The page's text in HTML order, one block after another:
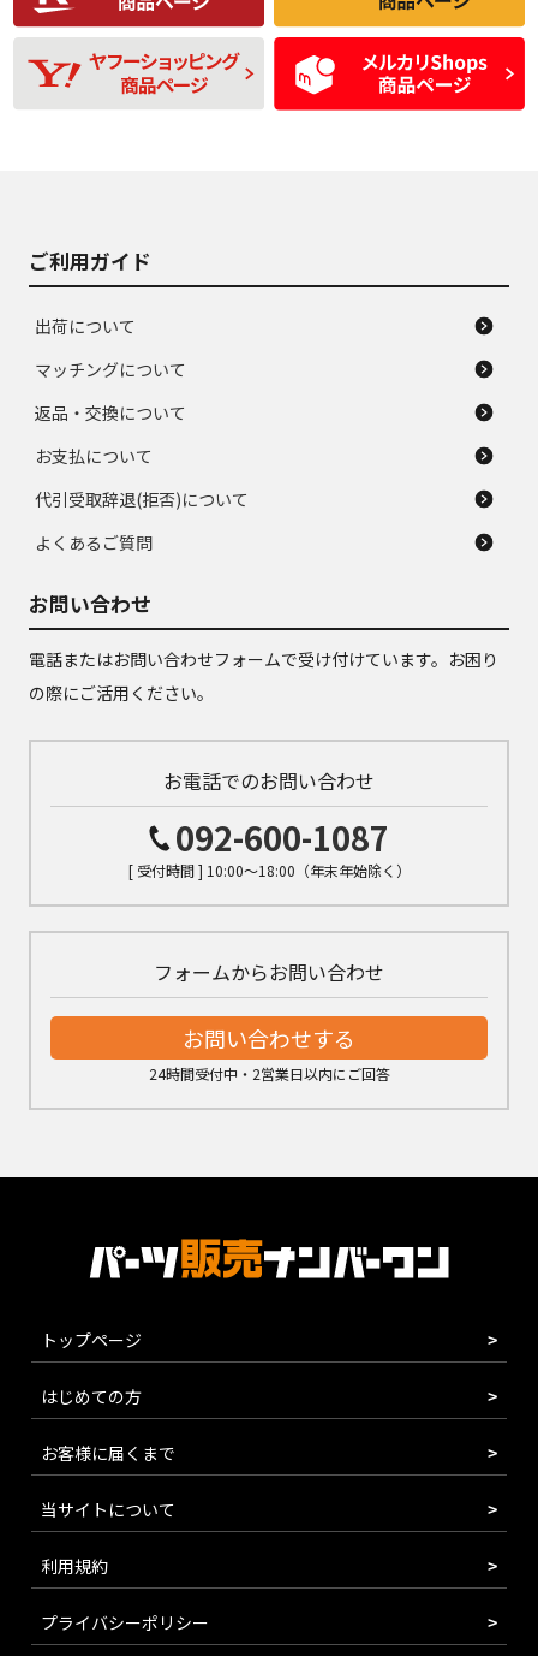
D
使用感や目立つ傷が
あり、一般的な中古
品
D
残り溝も少なく、偏
磨耗がみられ、短期
間使用できるくらい
の中古品
ご利用ガイド
出荷について
マッチングについて
返品・交換について
お支払について
代引受取辞退(拒否)について
よくあるご質問
お問い合わせ
電話またはお問い合わせフォームで受け付けています。お困り
の際にご活用ください。
お電話でのお問い合わせ
092-600-1087
[ 受付時間 ] 10:00～18:00（年末年始除く）
フォームからお問い合わせ
お問い合わせする
24時間受付中・2営業日以内にご回答
トップページ
はじめての方
お客様に届くまで
当サイトについて
利用規約
プライバシーポリシー